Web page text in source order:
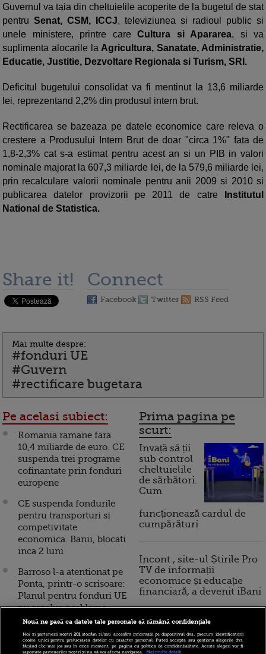
Guvernul va taia din cheltuielile acoperite de la bugetul de stat
pentru Senat, CSM, ICCJ, televiziunea si radioul public si
unele ministere, printre care Cultura si Apararea, si va
suplimenta alocarile la Agricultura, Sanatate, Administratie,
Educatie, Justitie, Dezvoltare Regionala si Turism, SRI.
Deficitul bugetului consolidat va fi mentinut la 13,6 miliarde
lei, reprezentand 2,2% din produsul intern brut.
Rectificarea se bazeaza pe datele economice care releva o
crestere a Produsului Intern Brut de doar "circa 1%" fata de
1,8-2,3% cat s-a estimat pentru acest an si un PIB in valori
nominale majorat la 607,3 miliarde lei, de la 579,6 miliarde lei,
prin recalculare valorii nominale pentru anii 2009 si 2010 si
publicarea datelor provizorii pe 2011 de catre
Institutul
National de Statistica.
Share it! Connect
Facebook Twitter RSS Feed
Mai multe despre:
#fonduri UE
#Guvern
#rectificare bugetara
Pe acelasi subiect:
Romania ramane fara
10,4 miliarde de euro. CE
suspenda trei programe
cofinantate prin fonduri
europene
CE suspenda fondurile
pentru transporturi si
competivitate
economica. Banii, blocati
inca 2 luni
Barroso l-a atentionat pe
Ponta, printr-o scrisoare:
Planul pentru fonduri UE
nu rezolva probleme
Dezastru pe fonduri
europene: crestere de
Prima pagina pe
scurt:
Invață să ții
sub control
cheltuielile
de sărbători.
Cum
funcționează cardul de
cumpărături
Incont , site-ul Știrile Pro
TV de informații
economice și educație
financiară, a devenit iBani
10 reguli pentru decizii
financiare inteligente
Nouă ne pasă ca datele tale personale să rămână confidențiale
Noi și partenerii noștri201stocăm și/sau accesăm informații pe dispozitivul dvs., precum identificatorii
cookie unici pentru prelucrarea datelor cu caracter personal. Puteți accepta sau gestiona alegerile dvs.
făcând clic mai jos sau în orice moment, pe pagina cu politica de confidențialitate. Aceste alegeri vor fi
raportate partenerilor noștri și nu vă vor afecta navigarea.
Mai multe detalii